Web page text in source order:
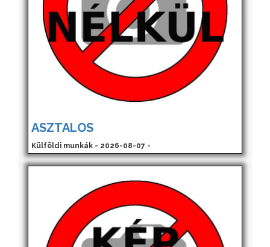
ASZTALOS
Külföldi munkák - 2026-08-07 -